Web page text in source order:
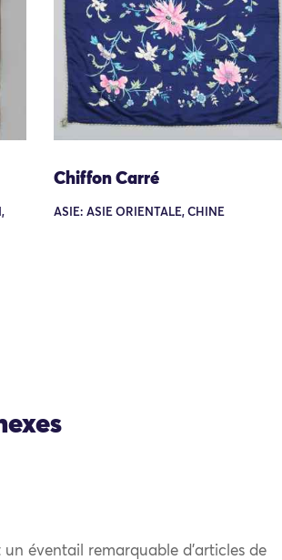
Chiffon Carré
ASIE: ASIE ORIENTALE, CHINE
éventail remarquable d’articles de